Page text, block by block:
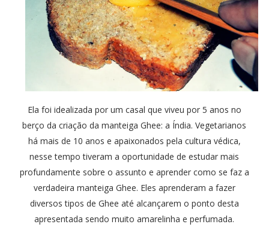
Ela foi idealizada por um casal que viveu por 5 anos no
berço da criação da manteiga Ghee: a Índia. Vegetarianos
há mais de 10 anos e apaixonados pela cultura védica,
nesse tempo tiveram a oportunidade de estudar mais
profundamente sobre o assunto e aprender como se faz a
verdadeira manteiga Ghee. Eles aprenderam a fazer
diversos tipos de Ghee até alcançarem o ponto desta
apresentada sendo muito amarelinha e perfumada.